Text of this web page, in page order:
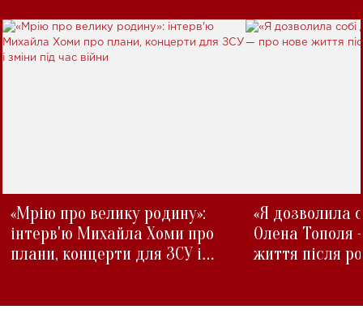
«Мрію про велику родину»:
інтерв'ю Михайла Хоми про
плани, концерти для ЗСУ і
«Я дозволила
Олена Тополя
життя після